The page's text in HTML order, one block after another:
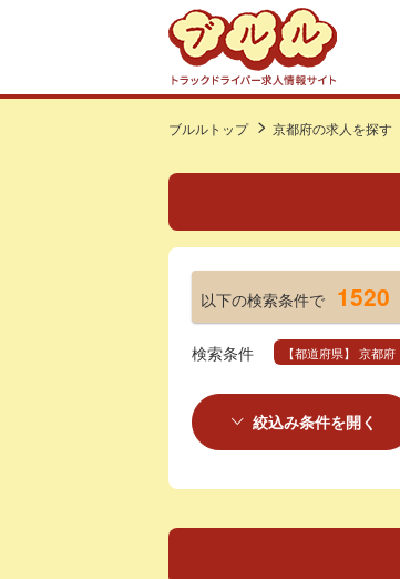
ブルルトップ 京都府の求人を探す
以下の検索条件で 1520
検索条件 【都道府県】 京都府
絞込み条件を開く